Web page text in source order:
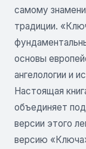
самому
традиции.
основы
ангелологии и
Настоящая
объединяет
версии этого
версию